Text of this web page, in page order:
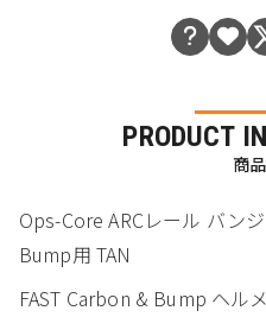
PRODUCT
商
Ops-Core ARCレール バン
Bump用 TAN
FAST Carbon & Bump ヘル